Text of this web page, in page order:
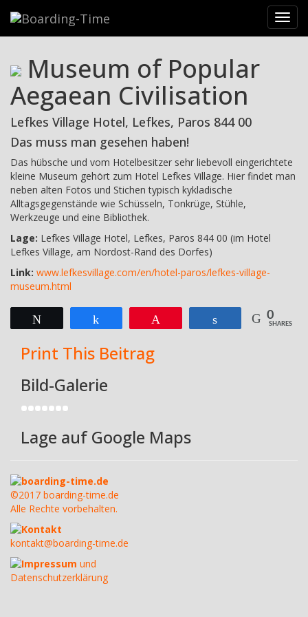
Popular Aegaean Civilisation
Museum of Popular
Aegaean Civilisation
Lefkes Village Hotel, Lefkes, Paros 844 00
Das muss man gesehen haben!
Das hübsche und vom Hotelbesitzer sehr liebevoll eingerichtete
kleine Museum gehört zum Hotel Lefkes Village. Hier findet man
neben alten Fotos und Stichen typisch kykladische
Alltagsgegenstände wie Schüsseln, Tonkrüge, Stühle,
Werkzeuge und eine Bibliothek.
Lage: Lefkes Village Hotel, Lefkes, Paros 844 00 (im Hotel
Lefkes Village, am Nordost-Rand des Dorfes)
Link: www.lefkesvillage.com/en/hotel-paros/lefkes-village-
museum.html
Teilen 0
SHARES
Print This Beitrag
Bild-Galerie
Lage auf Google Maps
boarding-time.de
©2017 boarding-time.de
Alle Rechte vorbehalten.
Kontakt
kontakt@boarding-time.de
Impressum und
Datenschutzerklärung